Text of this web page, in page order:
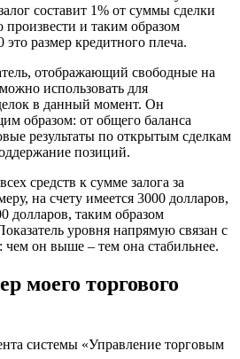
составит 1% от суммы сделки
и таким образом
это размер кредитного плеча.
отображающий свободные на
использовать для
в данный момент. Он
образом: от общего баланса
результаты по открытым сделкам
позиций.
средств к сумме залога за
на счету имеется 3000 долларов,
долларов, таким образом
уровня напрямую связан с
он выше – тем она стабильнее.
моего торгового
системы «Управление торговым